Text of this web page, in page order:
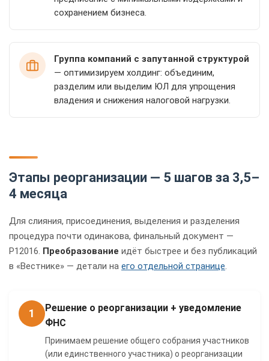
сохранением бизнеса.
Группа компаний с запутанной структурой
— оптимизируем холдинг: объединим,
разделим или выделим ЮЛ для упрощения
владения и снижения налоговой нагрузки.
Этапы реорганизации — 5 шагов за 3,5–
4 месяца
Для слияния, присоединения, выделения и разделения
процедура почти одинакова, финальный документ —
Р12016. Преобразование идёт быстрее и без публикаций
в «Вестнике» — детали на его отдельной странице.
1
Решение о реорганизации + уведомление
ФНС
Принимаем решение общего собрания участников
(или единственного участника) о реорганизации